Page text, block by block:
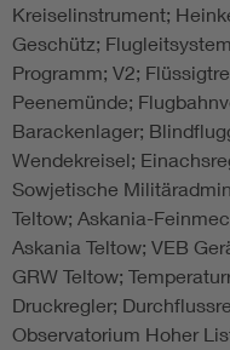
Kreiselinstrument;
Geschütz;
Programm; V2;
Peenemünde;
Barackenlager;
Wendekreisel;
Sowjetische
Teltow; Askania-
Askania Teltow; VEB
GRW Teltow;
Druckregler;
Observatorium Hoher